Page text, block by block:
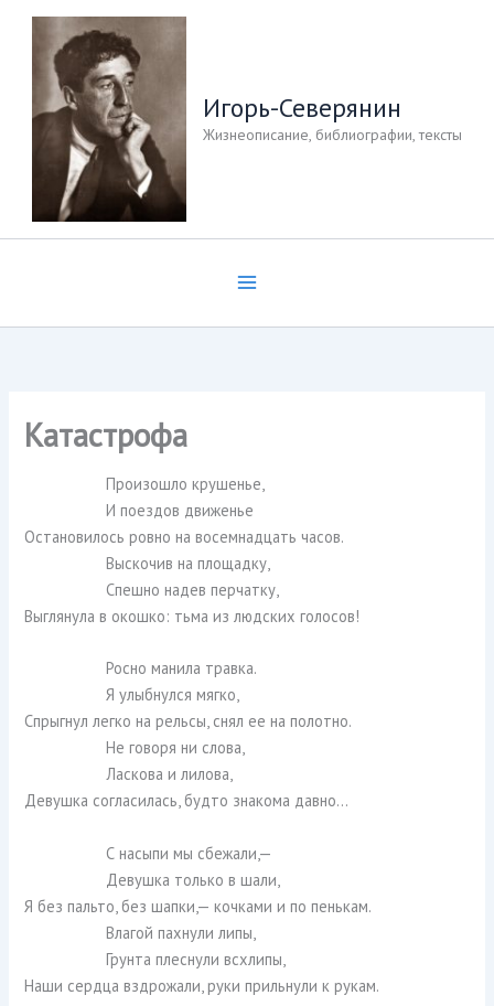
Перейти
содержимому
Игорь-Северянин
Жизнеописание, библиографии, тексты
Катастрофа
Произошло крушенье,
И поездов движенье
Остановилось ровно на восемнадцать часов.
Выскочив на площадку,
Спешно надев перчатку,
Выглянула в окошко: тьма из людских голосов!
Росно манила травка.
Я улыбнулся мягко,
Спрыгнул легко на рельсы, снял ее на полотно.
Не говоря ни слова,
Ласкова и лилова,
Девушка согласилась, будто знакома давно…
С насыпи мы сбежали,—
Девушка только в шали,
Я без пальто, без шапки,— кочками и по пенькам.
Влагой пахнули липы,
Грунта плеснули всхлипы,
Наши сердца вздрожали, руки прильнули к рукам.